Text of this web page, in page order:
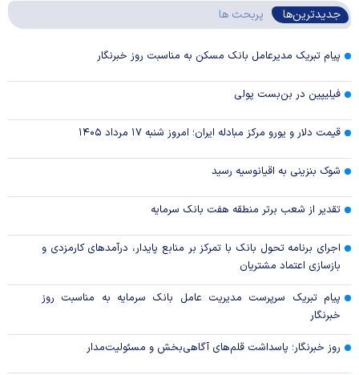
جدیدترین‌ها پربحث ها
پیام تبریک مدیرعامل بانک مسکن به مناسبت روز خبرنگار
فیلیپین در بن‌بست پولی
قیمت دلار و یورو مرکز مبادله ایران؛ امروز شنبه ۱۷ مرداد ۱۴۰۵
شوک بنزینی به اقیانوسیه رسید
تقدیر از شعب برتر منطقه هفت بانک سرمایه
اجرای برنامه تحول بانک با تمرکز بر منابع پایدار، درآمدهای کارمزدی و
بازسازی اعتماد مشتریان
پیام تبریک سرپرست مدیریت عامل بانک سرمایه به مناسبت روز
خبرنگار
روز خبرنگار؛ پاسداشت قلم‌های آگاهی‌بخش و مسئولیت‌مدار